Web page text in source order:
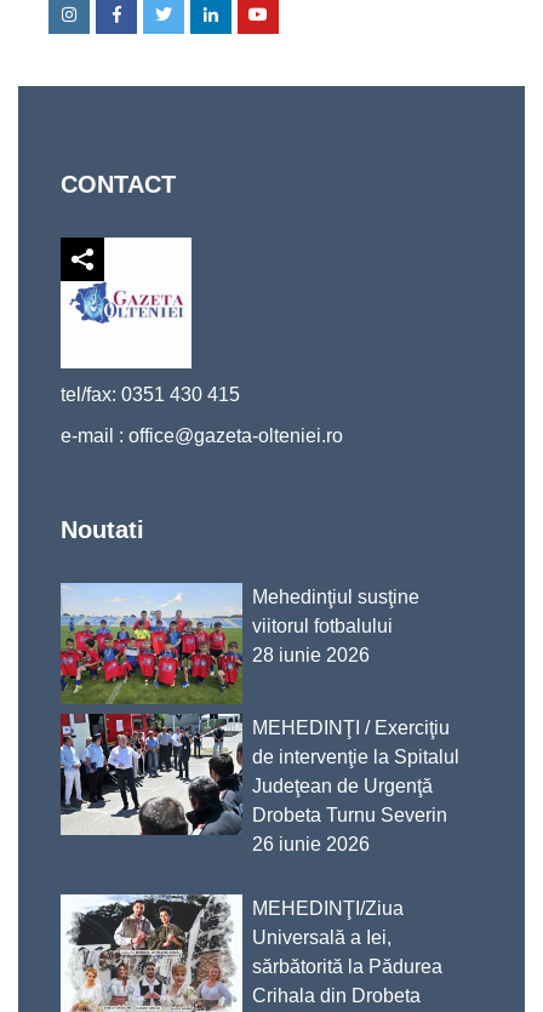
InstagramFacebookTwitterLinkedin
CONTACT
tel/fax: 0351 430 415
e-mail : office@gazeta-olteniei.ro
Noutati
Mehedinţiul susţine
viitorul fotbalului
28 iunie 2026
MEHEDINŢI / Exerciţiu
de intervenţie la Spitalul
Judeţean de Urgenţă
Drobeta Turnu Severin
26 iunie 2026
MEHEDINŢI/Ziua
Universală a Iei,
sărbătorită la Pădurea
Crihala din Drobeta